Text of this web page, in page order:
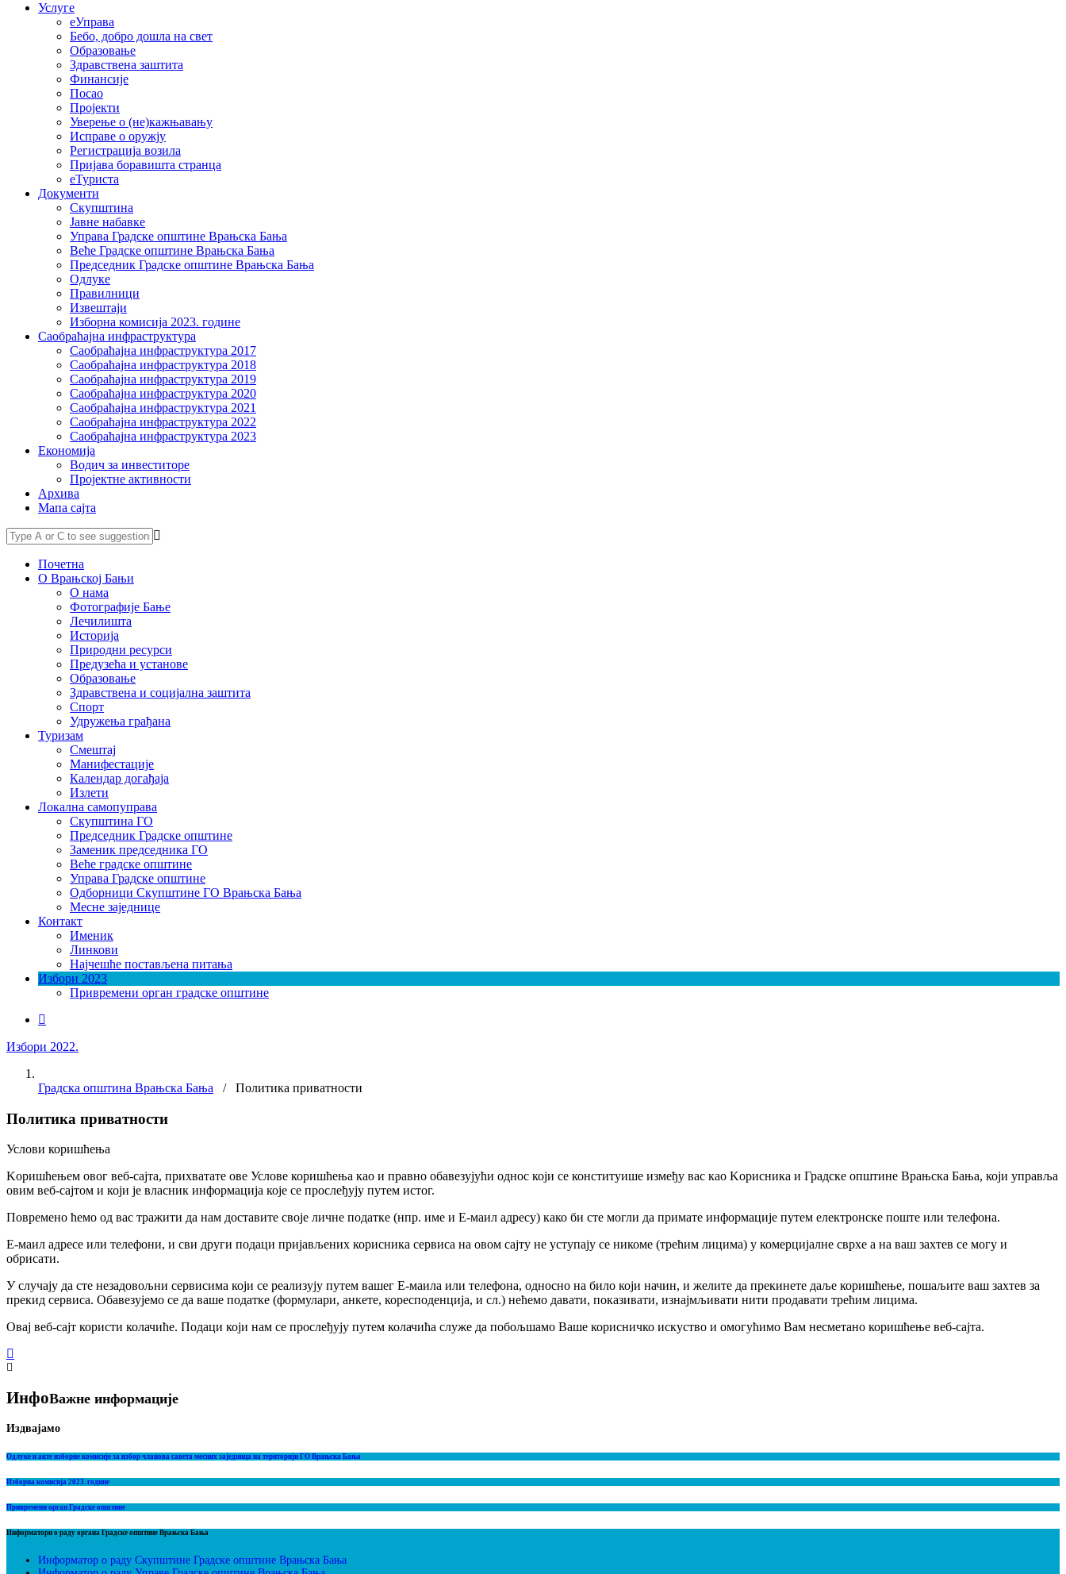
Услуге
еУправа
Бебо, добро дошла на свет
Образовање
Здравствена заштита
Финансије
Посао
Пројекти
Уверење о (не)кажњавању
Исправе о оружју
Регистрација возила
Пријава боравишта странца
еТуриста
Документи
Скупштина
Јавне набавке
Управа Градске општине Врањска Бања
Веће Градске општине Врањска Бања
Председник Градске општине Врањска Бања
Одлуке
Правилници
Извештаји
Изборна комисија 2023. године
Саобраћајна инфраструктура
Саобраћајна инфраструктура 2017
Саобраћајна инфраструктура 2018
Саобраћајна инфраструктура 2019
Саобраћајна инфраструктура 2020
Саобраћајна инфраструктура 2021
Саобраћајна инфраструктура 2022
Саобраћајна инфраструктура 2023
Економија
Водич за инвеститоре
Пројектне активности
Архива
Мапа сајта
Почетна
О Врањској Бањи
О нама
Фотографије Бање
Лечилишта
Историја
Природни ресурси
Предузећа и установе
Образовање
Здравствена и социјална заштита
Спорт
Удружења грађана
Туризам
Смештај
Манифестације
Календар догађаја
Излети
Локална самопуправа
Скупштина ГО
Председник Градске општине
Заменик председника ГО
Веће градске општине
Управа Градске општине
Одборници Скупштине ГО Врањска Бања
Месне заједнице
Контакт
Именик
Линкови
Најчешће постављена питања
Избори 2023
Привремени орган градске општине
Избори 2022.
Градска општина Врањска Бања / Политика приватности
Политика приватности
Услови коришћења
Kоришћењем овог веб-сајта, прихватате ове Услове коришћења као и правно обавезујући однос који се конституише између вас као Kорисника и Градске општине Врањска Бања, који управља
овим веб-сајтом и који је власник информација које се прослеђују путем истог.
Повремено ћемо од вас тражити да нам доставите своје личне податке (нпр. име и Е-маил адресу) како би сте могли да примате информације путем електронске поште или телефона.
Е-маил адресе или телефони, и сви други подаци пријављених корисника сервиса на овом сајту не уступају се никоме (трећим лицима) у комерцијалне сврхе а на ваш захтев се могу и
обрисати.
У случају да сте незадовољни сервисима који се реализују путем вашег Е-маила или телефона, односно на било који начин, и желите да прекинете даље коришћење, пошаљите ваш захтев за
прекид сервиса. Обавезујемо се да ваше податке (формулари, анкете, коресподенција, и сл.) нећемо давати, показивати, изнајмљивати нити продавати трећим лицима.
Овај веб-сајт користи колачиће. Подаци који нам се прослеђују путем колачића служе да побољшамо Ваше корисничко искуство и омогућимо Вам несметано коришћење веб-сајта.
ИнфоВажне информације
Издвајамо
Одлуке и акте изборне комисије за избор чланова савета месних заједница на територији ГО Врањска Бања
Изборна комисија 2023. године
Привремени орган Градске општине
Информатори о раду органа Градске општине Врањска Бања
Информатор о раду Скупштине Градске општине Врањска Бања